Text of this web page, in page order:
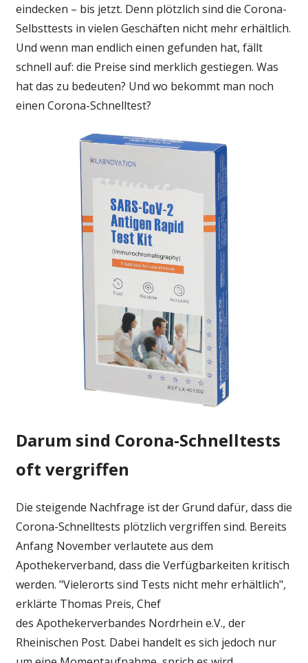
eindecken – bis jetzt. Denn plötzlich sind die Corona-
Selbsttests in vielen Geschäften nicht mehr erhältlich.
Und wenn man endlich einen gefunden hat, fällt
schnell auf: die Preise sind merklich gestiegen. Was
hat das zu bedeuten? Und wo bekommt man noch
einen Corona-Schnelltest?
Darum sind Corona-Schnelltests
oft vergriffen
Die steigende Nachfrage ist der Grund dafür, dass die
Corona-Schnelltests plötzlich vergriffen sind. Bereits
Anfang November verlautete aus dem
Apothekerverband, dass die Verfügbarkeiten kritisch
werden. "Vielerorts sind Tests nicht mehr erhältlich",
erklärte Thomas Preis, Chef
des Apothekerverbandes Nordrhein e.V., der
Rheinischen Post. Dabei handelt es sich jedoch nur